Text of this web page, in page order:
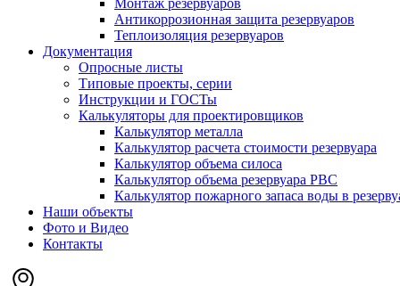
Монтаж резервуаров
Антикоррозионная защита резервуаров
Теплоизоляция резервуаров
Документация
Опросные листы
Типовые проекты, серии
Инструкции и ГОСТы
Калькуляторы для проектировщиков
Калькулятор металла
Калькулятор расчета стоимости резервуара
Калькулятор объема силоса
Калькулятор объема резервуара РВС
Калькулятор пожарного запаса воды в
Наши объекты
Фото и Видео
Контакты